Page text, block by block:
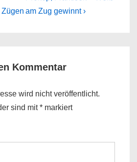
Post
am Zug gewinnt ›
Kommentar
wird nicht veröffentlicht.
sind mit* markiert